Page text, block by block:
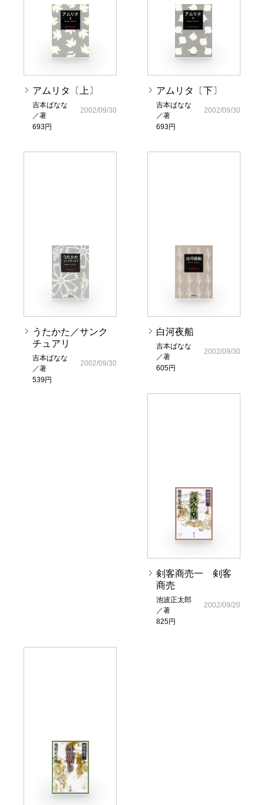
アムリタ〔上〕
吉本ばなな
／著
693円
2002/09/30
アムリタ〔下〕
吉本ばなな
／著
693円
2002/09/30
うたかた／サンク
チュアリ
吉本ばなな
／著
539円
2002/09/30
白河夜船
吉本ばなな
／著
605円
2002/09/30
剣客商売一 剣客
商売
池波正太郎
／著
825円
2002/09/20